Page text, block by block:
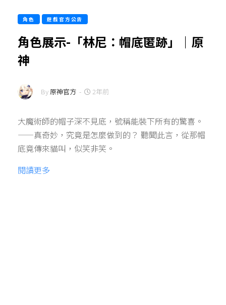
角色 遊戲官方公告
角色展示-「林尼：帽底匿跡」｜原
神
By原神官方 - 2年前
大魔術師的帽子深不見底，號稱能裝下所有的驚喜。
——真奇妙，究竟是怎麼做到的？ 聽聞此言，從那帽
底竟傳來貓叫，似笑非笑。
閱讀更多